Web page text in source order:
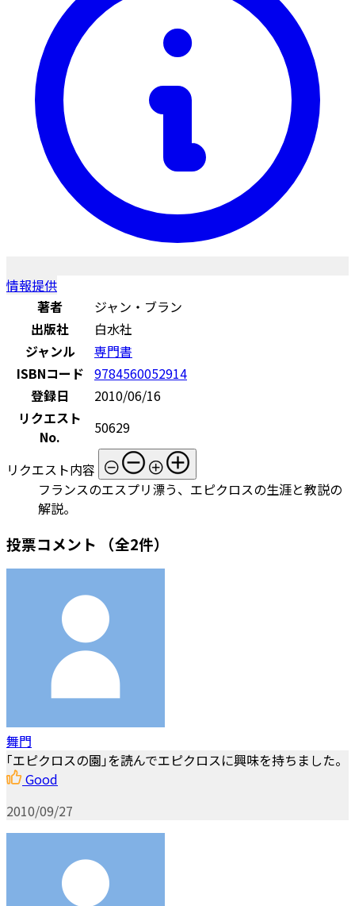
情報提供
著者
ジャン・ブラン
出版社
白水社
ジャンル
専門書
ISBNコード 9784560052914
登録日
2010/06/16
リクエスト
No.
50629
リクエスト内容
フランスのエスプリ漂う、エピクロスの生涯と教説の
解説。
投票コメント （全2件）
舞門
｢エピクロスの園｣を読んでエピクロスに興味を持ちました。
Good
2010/09/27